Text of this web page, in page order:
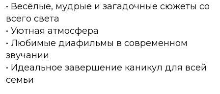
• Весёлые, мудрые и загадочные сюжеты со
всего света
• Уютная атмосфера
• Любимые диафильмы в современном
звучании
• Идеальное завершение каникул для всей
семьи